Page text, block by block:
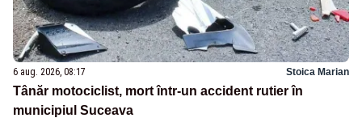
6 aug. 2026, 08:17 Stoica Marian
Tânăr motociclist, mort într-un accident rutier în
municipiul Suceava